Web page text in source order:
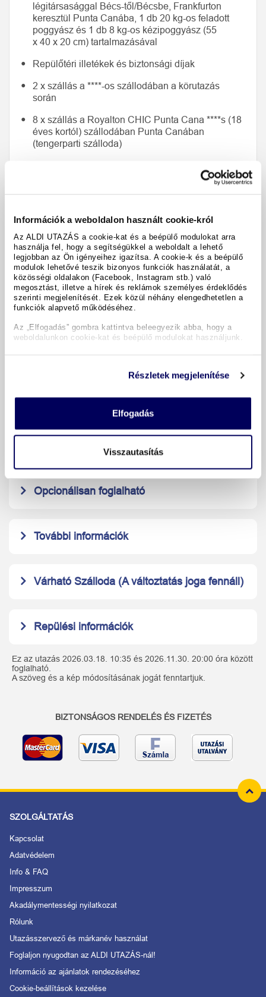
Információk a weboldalon használt cookie-król
Az ALDI UTAZÁS a cookie-kat és a beépülő modulokat arra
használja fel, hogy a segítségükkel a weboldalt a lehető
legjobban az Ön igényeihez igazítsa. A cookie-k és a beépülő
modulok lehetővé teszik bizonyos funkciók használatát, a
közösségi oldalakon (Facebook, Instagram stb.) való
megosztást, illetve a hírek és reklámok személyes érdeklődés
szerinti megjelenítését. Ezek közül néhány elengedhetetlen a
funkciók alapvető működéséhez.
Az „Elfogadás” gombra kattintva beleegyezik abba, hogy a
weboldalunkon cookie-kat és beépülő modulokat használjunk.
Részletek megjelenítése
Elfogadás
Visszautasítás
légitársasággal Bécs-től/Bécsbe, Frankfurton
keresztül Punta Canába, 1 db 20 kg-os feladott
poggyász és 1 db 8 kg-os kézipoggyász (55
x 40 x 20 cm) tartalmazásával
Repülőtéri illetékek és biztonsági díjak
2 x szállás a ****-os szállodában a körutazás
során
8 x szállás a Royalton CHIC Punta Cana ****s (18
éves kortól) szállodában Punta Canában
(tengerparti szálloda)
Minden transzfer az útiterv szerint
Helyi német nyelvű idegenvezető a körutazás
során (1–4. nap)
Főbb jellemzők
Az utazás leírása
Royalton CHIC Punta Cana ****sup.
Opcionálisan foglalható
További információk
Várható Szálloda (A változtatás joga fennáll)
Repülési információk
Ez az utazás 2026.03.18. 10:35 és 2026.11.30. 20:00 óra között
foglalható.
A szöveg és a kép módosításának jogát fenntartjuk.
BIZTONSÁGOS RENDELÉS ÉS FIZETÉS
SZOLGÁLTATÁS
Kapcsolat
Adatvédelem
Info & FAQ
Impresszum
Akadálymentességi nyilatkozat
Rólunk
Utazásszervező és márkanév használat
Foglaljon nyugodtan az ALDI UTAZÁS-nál!
Információ az ajánlatok rendezéséhez
Cookie-beállítások kezelése